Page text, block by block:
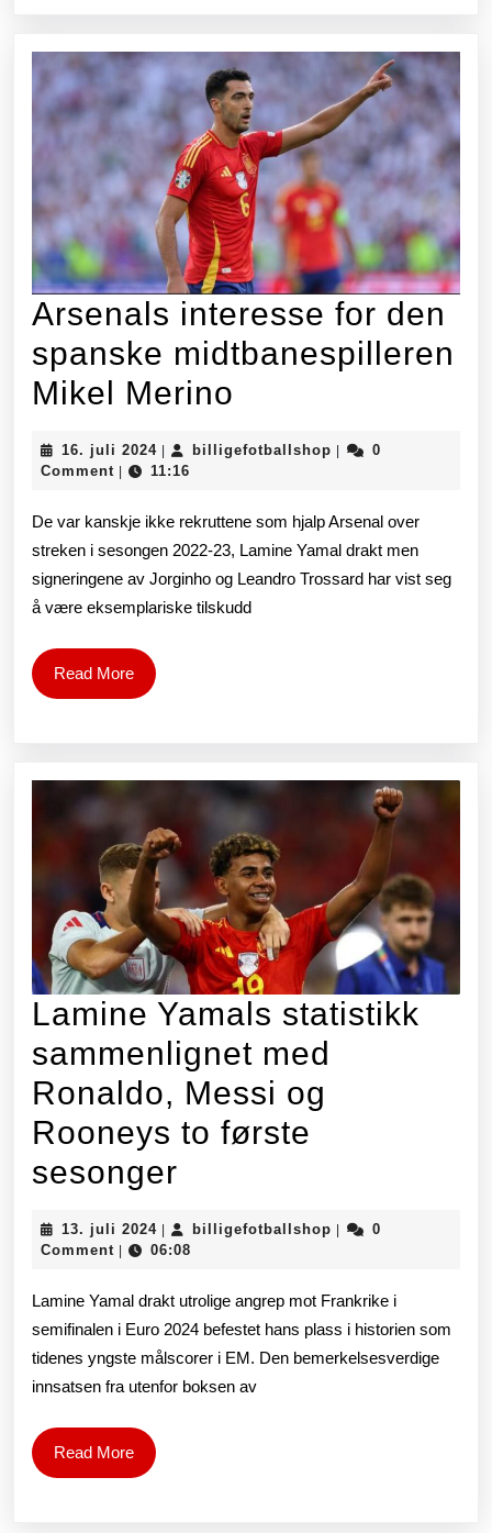
Arsenals interesse for den
spanske midtbanespilleren
Mikel Merino
den
spanske
16. juli 202416.
juli
| billigefotballshop billigefotballshop
|
0
Comment | 11:16
De var kanskje ikke rekruttene som hjalp Arsenal over
streken i sesongen 2022-23, Lamine Yamal drakt men
signeringene av Jorginho og Leandro Trossard har vist seg
å være eksemplariske tilskudd
Read MoreRead
More
Lamine Yamals statistikk
sammenlignet med
Ronaldo, Messi og
Rooneys to første
sesonger
statistikk
sammenlignet
med
Ronaldo,
13. juli 202413.
juli
billigefotballshop billigefotballshop
0
Comment
06:08
Lamine Yamal drakt utrolige angrep mot Frankrike i
semifinalen i Euro 2024 befestet hans plass i historien som
tidenes yngste målscorer i EM. Den bemerkelsesverdige
innsatsen fra utenfor boksen av
Read MoreRead
More